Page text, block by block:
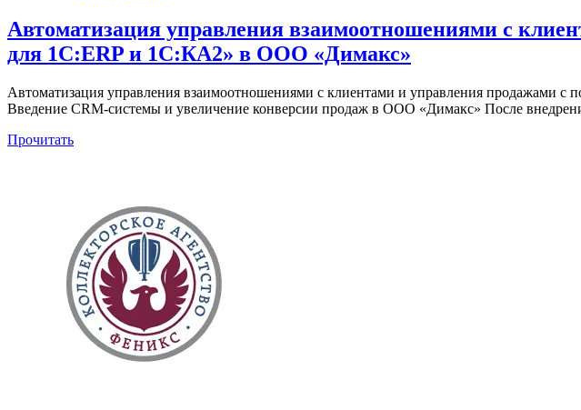
Автоматизация управления взаимоотношениями с
для 1С:ERP и 1С:КА2» в ООО «Димакс»
Автоматизация управления взаимоотношениями с клиентами и управления
Введение CRM-системы и увеличение конверсии продаж в ООО «Димакс» После
Прочитать